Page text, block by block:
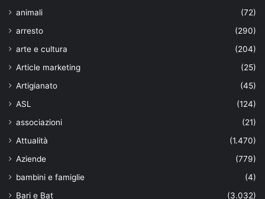
animali
(72)
arresto
(290)
arte e cultura
(204)
Article marketing
(25)
Artigianato
(45)
ASL
(124)
associazioni
(21)
Attualità
(1.470)
Aziende
(779)
bambini e famiglie
(4)
Bari e Bat
(3.032)